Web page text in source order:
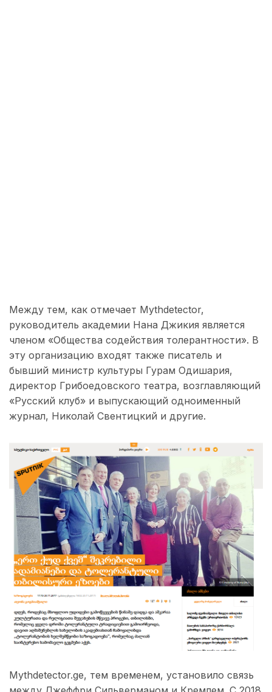
Между тем, как отмечает Mythdetector,
руководитель академии Нана Джикия является
членом «Общества содействия толерантности». В
эту организацию входят также писатель и
бывший министр культуры Гурам Одишария,
директор Грибоедовского театра, возглавляющий
«Русский клуб» и выпускающий одноименный
журнал, Николай Свентицкий и другие.
Mythdetector.ge, тем временем, установило связь